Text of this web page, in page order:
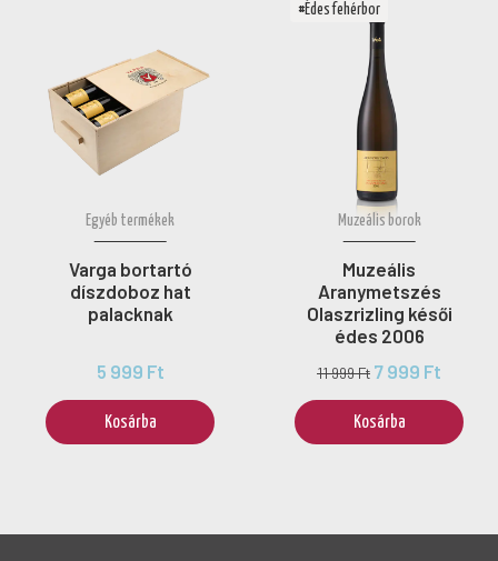
Egyéb termékek
Varga bortartó
díszdoboz hat
palacknak
5 999 Ft
Kosárba
Muzeális borok
Muzeális
Aranymetszés
Olaszrizling késői
édes 2006
11 999 Ft 7 999 Ft
Kosárba
#Édes fehérbor